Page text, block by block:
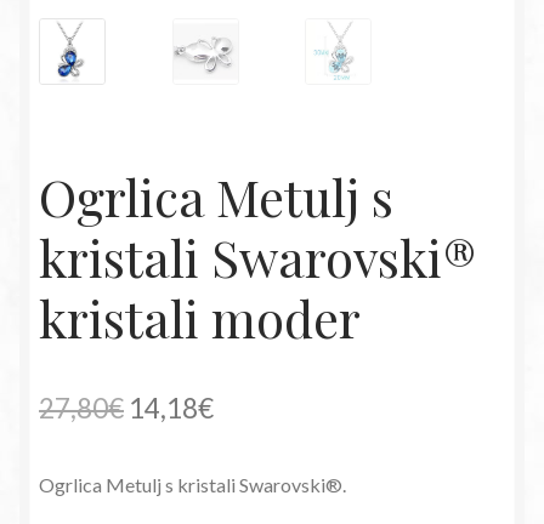
Ogrlica Metulj s
kristali Swarovski®
kristali moder
27,80€ Izvirna
je
14,18€Trenutna
je:
Ogrlica Metulj s kristali Swarovski®.